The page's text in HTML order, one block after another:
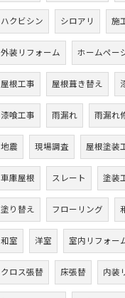
ハクビシン シロアリ 施
外装リフォーム ホームペー
屋根工事 屋根葺き替え
漆喰工事 雨漏れ 雨漏れ
地震 現場調査 屋根塗装
車庫屋根 スレート 塗装
塗り替え フローリング
和室 洋室 室内リフォー
クロス張替 床張替 内装